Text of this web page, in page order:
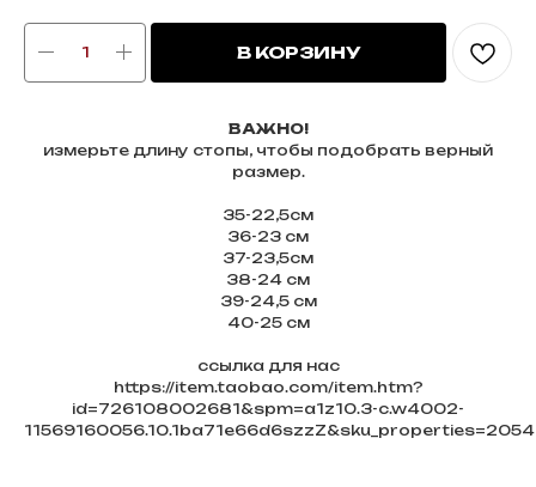
В КОРЗИНУ
ВАЖНО!
измерьте длину стопы, чтобы подобрать верный
размер.
35-22,5см
36-23 см
37-23,5см
38-24 см
39-24,5 см
40-25 см
ссылка для нас
https://item.taobao.com/item.htm?
id=726108002681&spm=a1z10.3-c.w4002-